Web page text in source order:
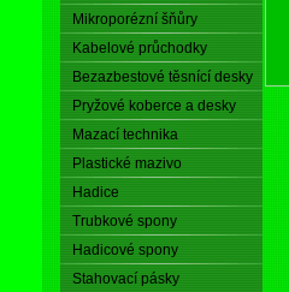
Mikroporézní šňůry
Kabelové průchodky
Bezazbestové těsnící desky
Pryžové koberce a desky
Mazací technika
Plastické mazivo
Hadice
Trubkové spony
Hadicové spony
Stahovací pásky